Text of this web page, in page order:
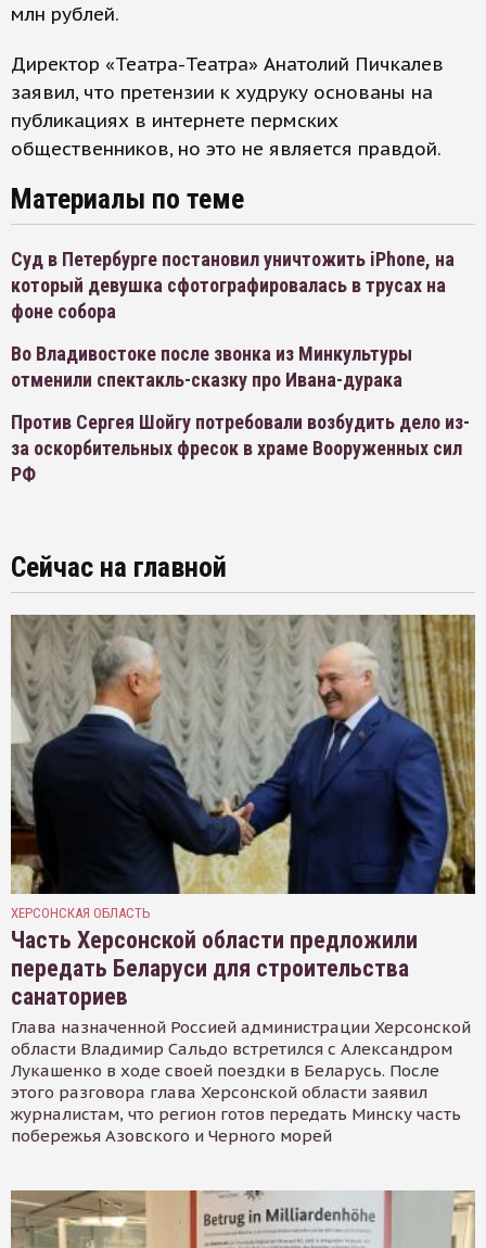
млн рублей.
Директор «Театра-Театра» Анатолий Пичкалев
заявил, что претензии к худруку основаны на
публикациях в интернете пермских
общественников, но это не является правдой.
Материалы по теме
Суд в Петербурге постановил уничтожить iPhone, на
который девушка сфотографировалась в трусах на
фоне собора
Во Владивостоке после звонка из Минкультуры
отменили спектакль-сказку про Ивана-дурака
Против Сергея Шойгу потребовали возбудить дело из-
за оскорбительных фресок в храме Вооруженных сил
РФ
Сейчас на главной
ХЕРСОНСКАЯ ОБЛАСТЬ
Часть Херсонской области предложили
передать Беларуси для строительства
санаториев
Глава назначенной Россией администрации Херсонской
области Владимир Сальдо встретился с Александром
Лукашенко в ходе своей поездки в Беларусь. После
этого разговора глава Херсонской области заявил
журналистам, что регион готов передать Минску часть
побережья Азовского и Черного морей